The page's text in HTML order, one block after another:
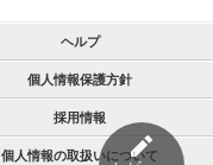
ヘルプ
個人情報保護方針
採用情報
個人情報の取扱いについて